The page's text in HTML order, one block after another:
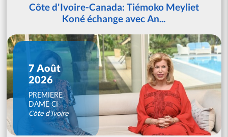
Côte d'Ivoire-Canada: Tiémoko Meyliet
Koné échange avec An...
7 Août
2026
PREMIERE
DAME CI
Côte d'Ivoire